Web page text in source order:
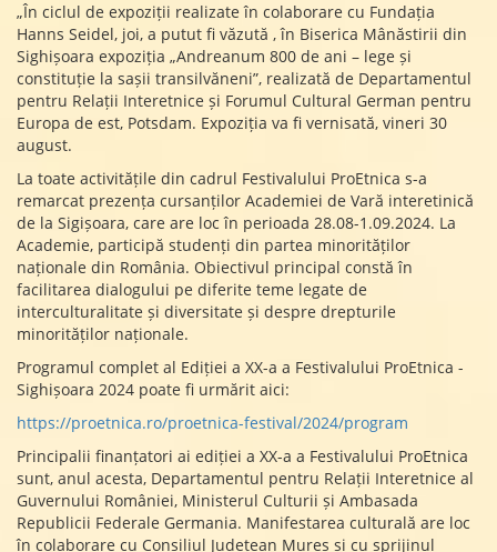
„În ciclul de expoziții realizate în colaborare cu Fundația
Hanns Seidel, joi, a putut fi văzută , în Biserica Mânăstirii din
Sighișoara expoziția „Andreanum 800 de ani – lege și
constituție la sașii transilvăneni”, realizată de Departamentul
pentru Relații Interetnice și Forumul Cultural German pentru
Europa de est, Potsdam. Expoziția va fi vernisată, vineri 30
august.
La toate activitățile din cadrul Festivalului ProEtnica s-a
remarcat prezența cursanților Academiei de Vară interetinică
de la Sigișoara, care are loc în perioada 28.08-1.09.2024. La
Academie, participă studenți din partea minorităților
naționale din România. Obiectivul principal constă în
facilitarea dialogului pe diferite teme legate de
interculturalitate și diversitate și despre drepturile
minorităților naționale.
Programul complet al Ediției a XX-a a Festivalului ProEtnica -
Sighișoara 2024 poate fi urmărit aici:
https://proetnica.ro/proetnica-festival/2024/program
Principalii finanțatori ai ediției a XX-a a Festivalului ProEtnica
sunt, anul acesta, Departamentul pentru Relații Interetnice al
Guvernului României, Ministerul Culturii și Ambasada
Republicii Federale Germania. Manifestarea culturală are loc
în colaborare cu Consiliul Județean Mureș și cu sprijinul